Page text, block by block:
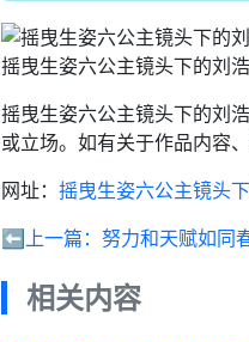
摇曳生姿六公主镜头下的刘
摇曳生姿六公主镜头下的刘
或立场。如有关于作品内容
网址： 摇曳生姿六公主镜头
⬅️上一篇： 努力和天赋如同
相关内容